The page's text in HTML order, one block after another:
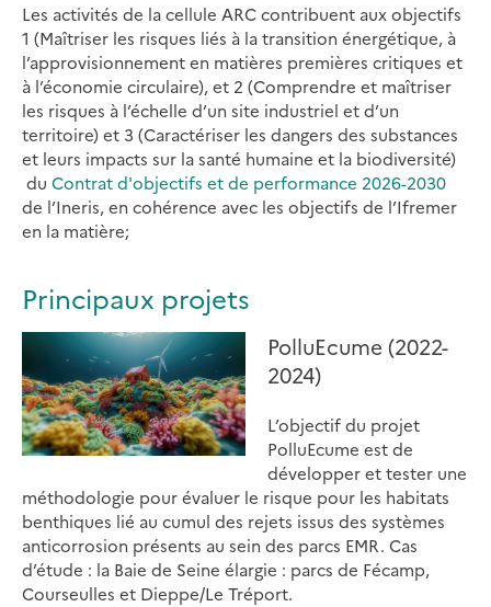
Les activités de la cellule ARC contribuent aux objectifs
1 (Maîtriser les risques liés à la transition énergétique, à
l’approvisionnement en matières premières critiques et
à l’économie circulaire), et 2 (Comprendre et maîtriser
les risques à l’échelle d’un site industriel et d’un
territoire) et 3 (Caractériser les dangers des substances
et leurs impacts sur la santé humaine et la biodiversité)
du Contrat d'objectifs et de performance 2026-2030
de l’Ineris, en cohérence avec les objectifs de l’Ifremer
en la matière;
Principaux projets
PolluEcume (2022-
2024)
L’objectif du projet
PolluEcume est de
développer et tester une
méthodologie pour évaluer le risque pour les habitats
benthiques lié au cumul des rejets issus des systèmes
anticorrosion présents au sein des parcs EMR. Cas
d’étude : la Baie de Seine élargie : parcs de Fécamp,
Courseulles et Dieppe/Le Tréport.